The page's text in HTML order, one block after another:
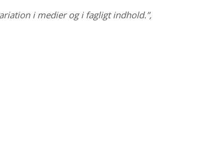
i medier og i fagligt indhold.”,